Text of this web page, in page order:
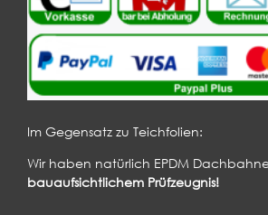
Im Gegensatz zu Teichfolien:
Wir haben natürlich EPDM
bauaufsichtlichem Prüfzeugnis!